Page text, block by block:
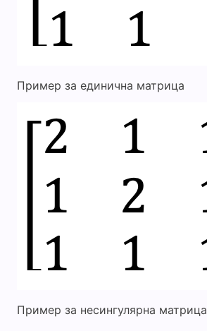
Пример за единична матрица
Пример за несингулярна матрица